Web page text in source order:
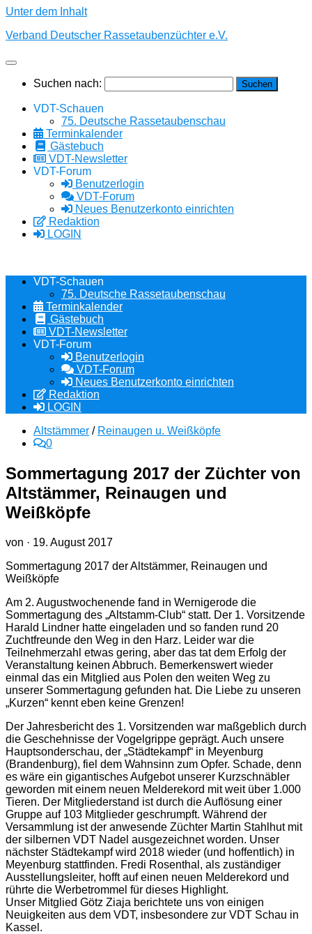
Unter dem Inhalt
Verband Deutscher Rassetaubenzüchter e.V.
Suchen nach:
VDT-Schauen
75. Deutsche Rassetaubenschau
Terminkalender
Gästebuch
VDT-Newsletter
VDT-Forum
Benutzerlogin
VDT-Forum
Neues Benutzerkonto einrichten
Redaktion
LOGIN
VDT-Schauen
75. Deutsche Rassetaubenschau
Terminkalender
Gästebuch
VDT-Newsletter
VDT-Forum
Benutzerlogin
VDT-Forum
Neues Benutzerkonto einrichten
Redaktion
LOGIN
Altstämmer / Reinaugen u. Weißköpfe
0
Sommertagung 2017 der Züchter von
Altstämmer, Reinaugen und
Weißköpfe
von · 19. August 2017
Sommertagung 2017 der Altstämmer, Reinaugen und
Weißköpfe
Am 2. Augustwochenende fand in Wernigerode die
Sommertagung des „Altstamm-Club“ statt. Der 1. Vorsitzende
Harald Lindner hatte eingeladen und so fanden rund 20
Zuchtfreunde den Weg in den Harz. Leider war die
Teilnehmerzahl etwas gering, aber das tat dem Erfolg der
Veranstaltung keinen Abbruch. Bemerkenswert wieder
einmal das ein Mitglied aus Polen den weiten Weg zu
unserer Sommertagung gefunden hat. Die Liebe zu unseren
„Kurzen“ kennt eben keine Grenzen!
Der Jahresbericht des 1. Vorsitzenden war maßgeblich durch
die Geschehnisse der Vogelgrippe geprägt. Auch unsere
Hauptsonderschau, der „Städtekampf“ in Meyenburg
(Brandenburg), fiel dem Wahnsinn zum Opfer. Schade, denn
es wäre ein gigantisches Aufgebot unserer Kurzschnäbler
geworden mit einem neuen Melderekord mit weit über 1.000
Tieren. Der Mitgliederstand ist durch die Auflösung einer
Gruppe auf 103 Mitglieder geschrumpft. Während der
Versammlung ist der anwesende Züchter Martin Stahlhut mit
der silbernen VDT Nadel ausgezeichnet worden. Unser
nächster Städtekampf wird 2018 wieder (und hoffentlich) in
Meyenburg stattfinden. Fredi Rosenthal, als zuständiger
Ausstellungsleiter, hofft auf einen neuen Melderekord und
rührte die Werbetrommel für dieses Highlight.
Unser Mitglied Götz Ziaja berichtete uns von einigen
Neuigkeiten aus dem VDT, insbesondere zur VDT Schau in
Kassel.